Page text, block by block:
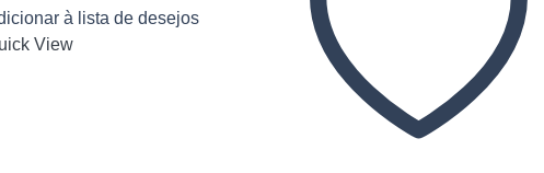
à lista de desejos
View